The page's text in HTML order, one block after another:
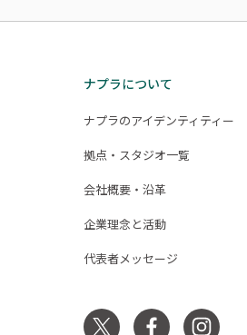
ナプラについて
ナプラのアイデンティティー
拠点・スタジオ一覧
会社概要・沿革
企業理念と活動
代表者メッセージ